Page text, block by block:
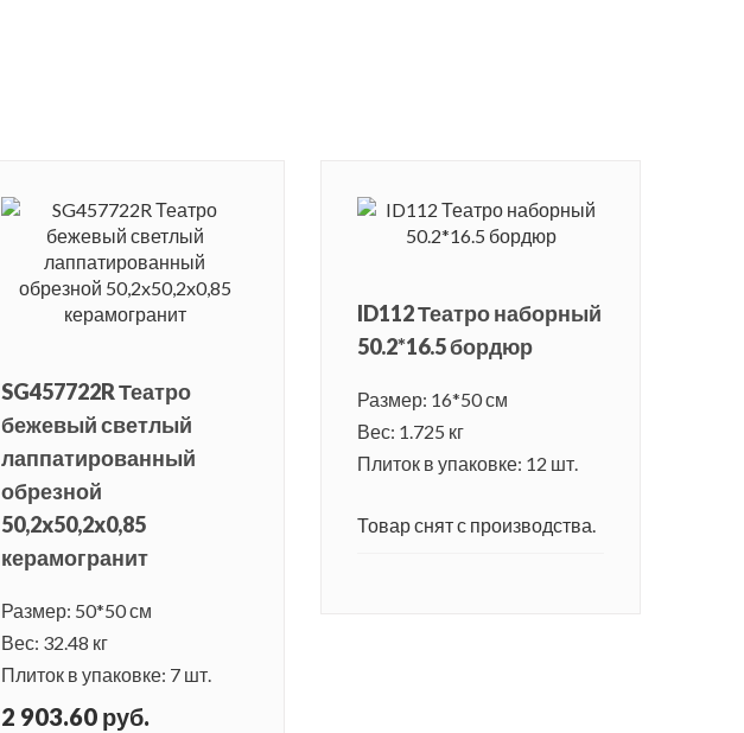
SG457722R Театро
бежевый светлый
лаппатированный
обрезной
50,2x50,2x0,85
керамогранит
Размер: 50*50 см
Вес: 32.48 кг
Плиток в упаковке: 7 шт.
2 903.60 руб.
ID112 Театро наборный
50.2*16.5 бордюр
Размер: 16*50 см
Вес: 1.725 кг
Плиток в упаковке: 12 шт.
Товар снят с производства.